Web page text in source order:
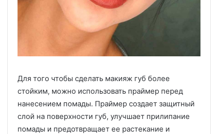
Для того чтобы сделать макияж губ более
стойким, можно использовать праймер перед
нанесением помады. Праймер создает защитный
слой на поверхности губ, улучшает прилипание
помады и предотвращает ее растекание и